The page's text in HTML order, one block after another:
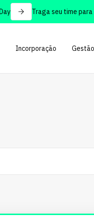
Traga seu time para o
Incorporação Gestão